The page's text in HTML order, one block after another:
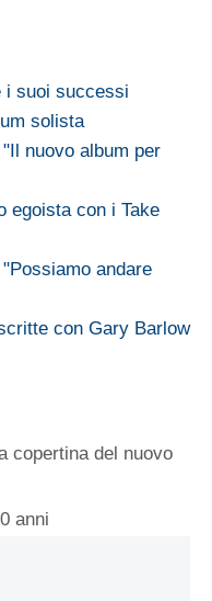
i suoi successi
solista
nuovo album per
egoista con i Take
andare
con Gary Barlow
copertina del nuovo
anni